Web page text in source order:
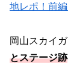
地レポ！前
岡山スカイ
とステージ跡